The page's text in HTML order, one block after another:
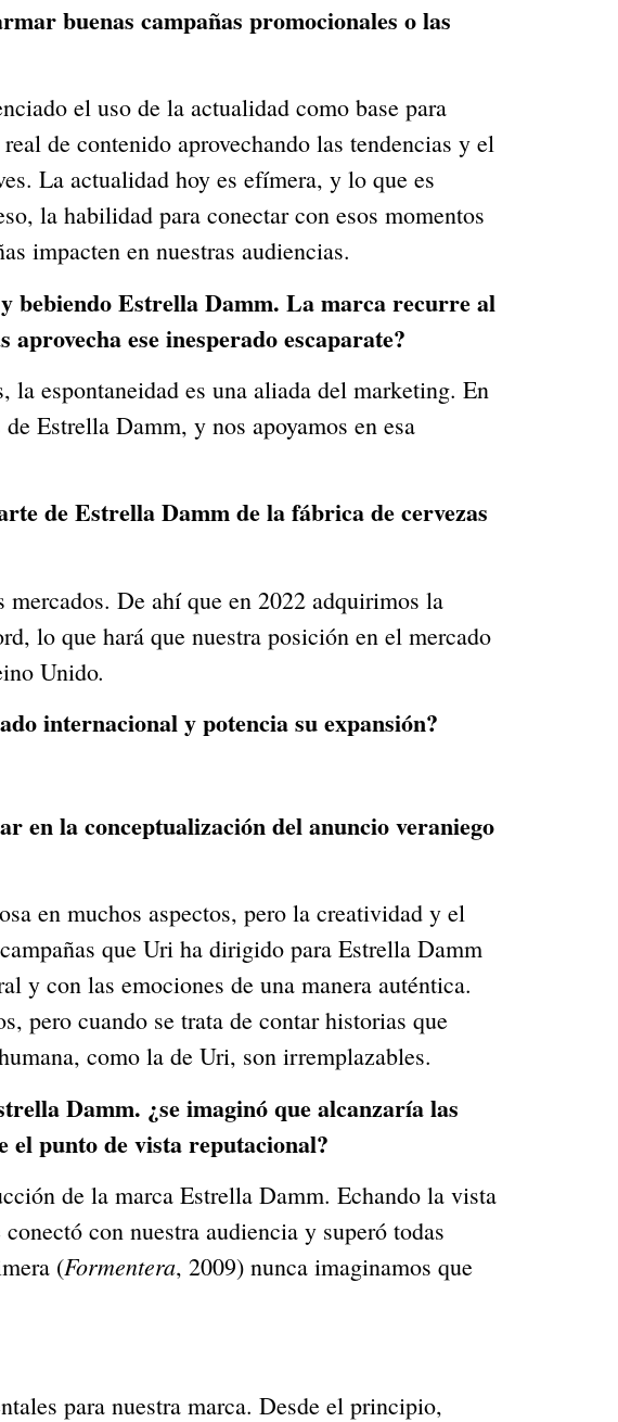
buenas campañas promocionales o las
el uso de la actualidad como base para
de contenido aprovechando las tendencias y el
La actualidad hoy es efímera, y lo que es
la habilidad para conectar con esos momentos
impacten en nuestras audiencias.
bebiendo Estrella Damm. La marca recurre al
ese inesperado escaparate?
la espontaneidad es una aliada del marketing. En
Estrella Damm, y nos apoyamos en esa
de Estrella Damm de la fábrica de cervezas
De ahí que en 2022 adquirimos la
lo que hará que nuestra posición en el mercado
Unido.
internacional y potencia su expansión?
la conceptualización del anuncio veraniego
en muchos aspectos, pero la creatividad y el
que Uri ha dirigido para Estrella Damm
y con las emociones de una manera auténtica.
pero cuando se trata de contar historias que
como la de Uri, son irremplazables.
Damm. ¿se imaginó que alcanzaría las
el punto de vista reputacional?
de la marca Estrella Damm. Echando la vista
con nuestra audiencia y superó todas
(Formentera, 2009) nunca imaginamos que
para nuestra marca. Desde el principio,